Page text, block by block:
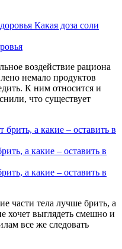
Какая доза соли
воздействие рациона
немало продуктов
К ним относится и
что существует
а какие – оставить в
а какие – оставить в
части тела лучше брить, а
хочет выглядеть смешно и
все же следовать